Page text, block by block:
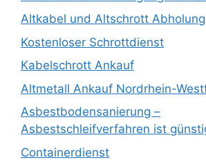
Altkabel und Altschrott Abholung
Kostenloser Schrottdienst
Kabelschrott Ankauf
Altmetall Ankauf Nordrhein-
Asbestbodensanierung –
Asbestschleifverfahren ist
Containerdienst